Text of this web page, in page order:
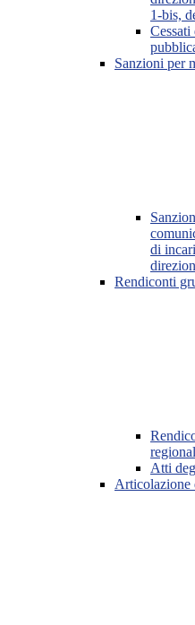
1-bis,
Sanzioni per
di
Rendiconti
Atti